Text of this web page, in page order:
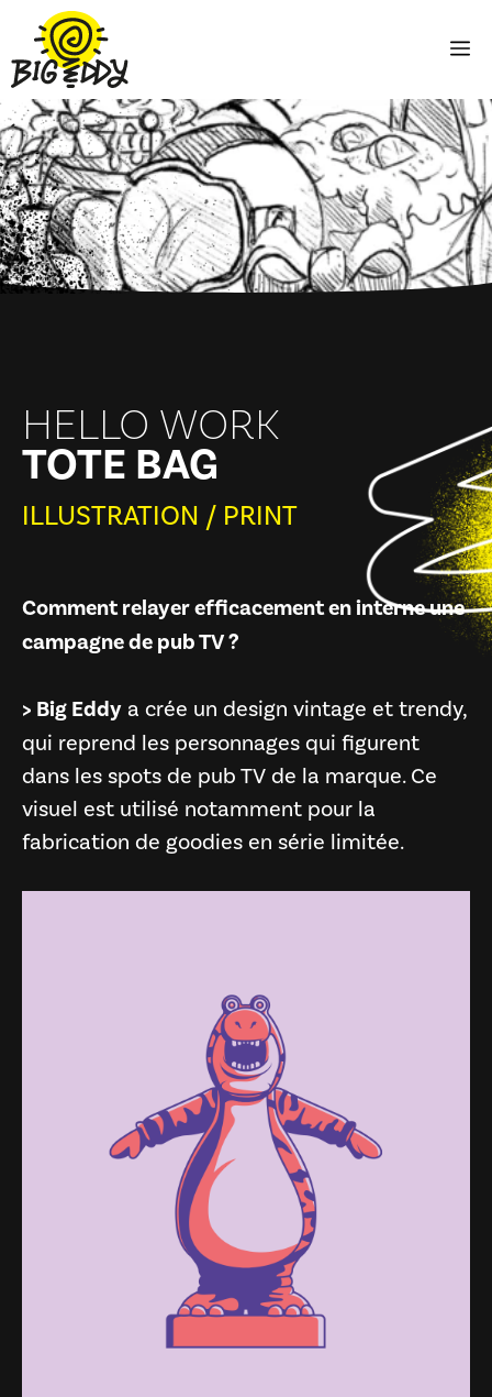
contenu
HELLO WORK
TOTE BAG
ILLUSTRATION / PRINT
Comment relayer efficacement en interne une
campagne de pub TV ?
> Big Eddy a crée un design vintage et trendy,
qui reprend les personnages qui figurent
dans les spots de pub TV de la marque. Ce
visuel est utilisé notamment pour la
fabrication de goodies en série limitée.